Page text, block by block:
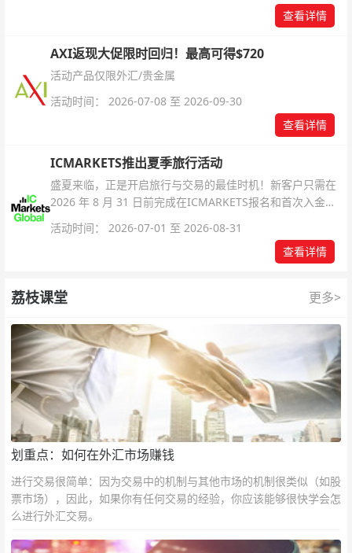
查看详情
AXI返现大促限时回归！最高可得$720
活动产品仅限外汇/贵金属
活动时间： 2026-07-08 至 2026-09-30
查看详情
ICMARKETS推出夏季旅行活动
盛夏来临，正是开启旅行与交易的最佳时机！新客户只需在
2026 年 8 月 31 日前完成在ICMARKETS报名和首次入金即
活动时间： 2026-07-01 至 2026-08-31
查看详情
荔枝课堂 更多>
划重点：如何在外汇市场赚钱
进行交易很简单：因为交易中的机制与其他市场的机制很类似（如股
票市场），因此，如果你有任何交易的经验，你应该能够很快学会怎
么进行外汇交易。